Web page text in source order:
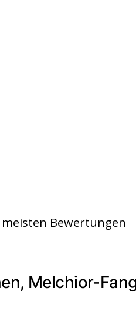
Bewertungen
Melchior-